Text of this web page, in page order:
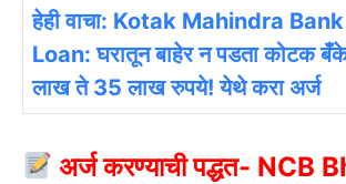
हेही वाचा: Kotak Mahindra
Loan: घरातून बाहेर न पडता कोटक
लाख ते 35 लाख रुपये! येथे करा अर्ज
अर्ज करण्याची पद्धत- NCB